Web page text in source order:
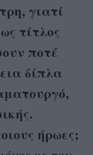
γιατί
τίτλος
ποτέ
δίπλα
ήρωες;